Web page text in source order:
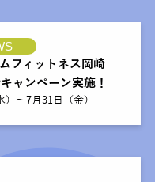
フィットネス岡崎
ャンペーン実施！
）〜7月31日（金）